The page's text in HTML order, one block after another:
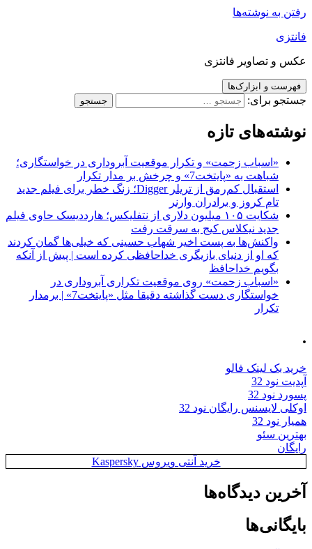
رفتن به نوشته‌ها
فانتزی
عکس و تصاویر فانتزی
فهرست و ابزارک‌ها
جستجو برای:
نوشته‌های تازه
«اسباب زحمت» و تکرار موقعیت آبروداری در خواستگاری؛
شباهت به «پایتخت7» و چرخش بر مدار تکرار
استقبال کم‌رمق از تریلر Digger؛ زنگ خطر برای فیلم جدید
تام کروز و برادران وارنر
شکایت ۱۰۵ میلیون دلاری از نتفلیکس؛ هارددیسک حاوی فیلم
جدید نیکلاس کیج به سرقت رفت
واکنش‌ها به پست اخیر شهاب حسینی که خیلی‌ها گمان کردند
که او از دنیای بازیگری خداحافظی کرده است | پیش از آنکه
بگویم خداحافظ
«اسباب زحمت» روی موقعیت تکراری آبروداری در
خواستگاری دست گذاشته دقیقا مثل «پایتخت7» | برمدار
تکرار
.
خرید بک لینک فالو
آپدیت نود 32
پسورد نود 32
اوکلی لایسنس رایگان نود 32
همیار نود 32
بهترین سئو
رایگان
خرید آنتی ویروس Kaspersky
آخرین دیدگاه‌ها
بایگانی‌ها